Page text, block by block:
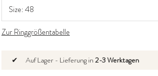
Size:48
Zur Ringgrößentabelle
✔ Auf Lager - Lieferung in2-3 Werktagen